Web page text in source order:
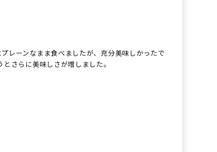
レーンなまま食べましたが、充分美味しかったで
さらに美味しさが増しました。